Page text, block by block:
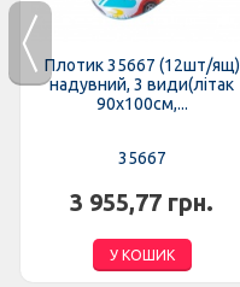
Плотик 35667 (12шт/ящ)
надувний, 3 види(літак
90х100см,...
35667
3 955,77 грн.
У КОШИК